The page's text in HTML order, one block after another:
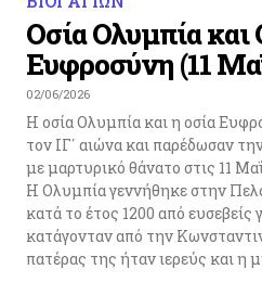
Οσία Ολυμπία και
Ευφροσύνη (11
02/06/2026
Η οσία Ολυμπία και η οσία
τον ΙΓ΄ αιώνα και παρέδωσαν
με μαρτυρικό θάνατο στις 11
Η Ολυμπία γεννήθηκε στην
κατά το έτος 1200 από ευσεβείς
κατάγονταν από την
πατέρας της ήταν ιερεύς και η